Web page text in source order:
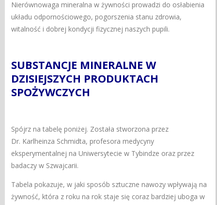
Nierównowaga mineralna w żywności prowadzi do osłabienia
układu odpornościowego, pogorszenia stanu zdrowia,
witalność i dobrej kondycji fizycznej naszych pupili.
SUBSTANCJE MINERALNE W
DZISIEJSZYCH PRODUKTACH
SPOŻYWCZYCH
Spójrz na tabelę poniżej. Została stworzona przez
Dr. Karlheinza Schmidta, profesora medycyny
eksperymentalnej na Uniwersytecie w Tybindze oraz przez
badaczy w Szwajcarii.
Tabela pokazuje, w jaki sposób sztuczne nawozy wpływają na
żywność, która z roku na rok staje się coraz bardziej uboga w